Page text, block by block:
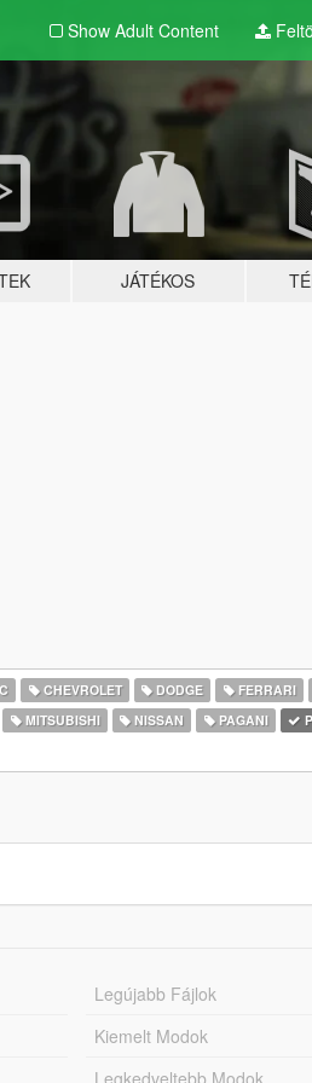
Show Adult Content
JÁTÉKOS
CHEVROLET DODGE FERRARI
MITSUBISHI NISSAN PAGANI
Legújabb Fájlok
Kiemelt Modok
Legkedveltebb Modok